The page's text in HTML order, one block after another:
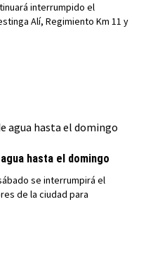
interrumpido el
Alí, Regimiento Km 11 y
hasta el domingo
se interrumpirá el
de la ciudad para